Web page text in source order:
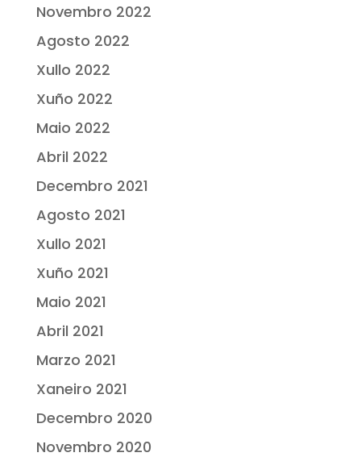
Novembro 2022
Agosto 2022
Xullo 2022
Xuño 2022
Maio 2022
Abril 2022
Decembro 2021
Agosto 2021
Xullo 2021
Xuño 2021
Maio 2021
Abril 2021
Marzo 2021
Xaneiro 2021
Decembro 2020
Novembro 2020